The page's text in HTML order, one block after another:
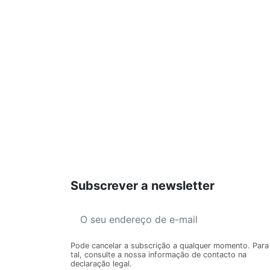
Subscrever a newsletter
Pode cancelar a subscrição a qualquer momento. Para
tal, consulte a nossa informação de contacto na
declaração legal.